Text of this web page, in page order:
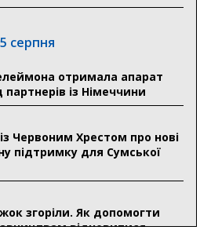
серпня
отримала апарат
із Німеччини
Червоним Хрестом про нові
підтримку для Сумської
згоріли. Як допомогти
відновитися